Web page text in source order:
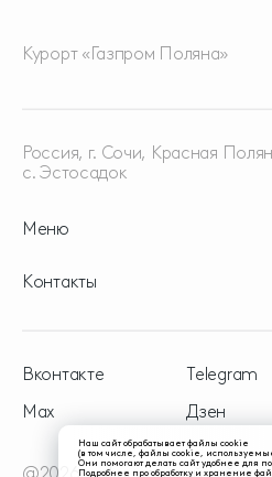
Курорт «Газпром Поляна»
Меню
Россия, г. Сочи, Красная
с. Эстосадок
Контакты
Вконтакте
Telegram
Max
Дзен
Наш сайт обрабатывает файлы cookie
(в том числе, файлы cookie,
Они помогают делать сайт удобнее для
Подробнее про обработку и хранение